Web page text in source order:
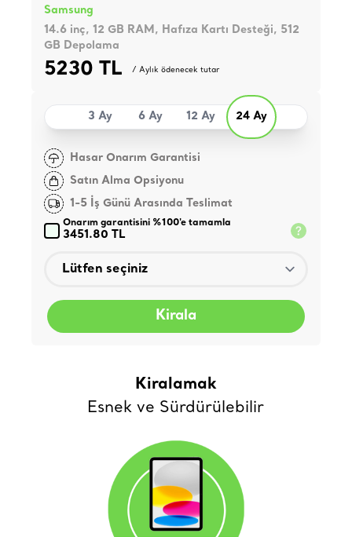
Samsung
14.6 inç, 12 GB RAM, Hafıza Kartı Desteği, 512
GB Depolama
5230 TL / Aylık ödenecek tutar
3 Ay 6 Ay 12 Ay 24 Ay
Hasar Onarım Garantisi
Satın Alma Opsiyonu
1-5 İş Günü Arasında Teslimat
Onarım garantisini %100'e tamamla
3451.80 TL
Kirala
Kiralamak
Esnek ve Sürdürülebilir